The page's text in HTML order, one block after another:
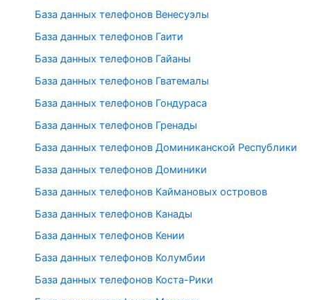
База данных телефонов Венесуэлы
База данных телефонов Гаити
База данных телефонов Гайаны
База данных телефонов Гватемалы
База данных телефонов Гондураса
База данных телефонов Гренады
База данных телефонов Доминиканской Республики
База данных телефонов Доминики
База данных телефонов Каймановых островов
База данных телефонов Канады
База данных телефонов Кении
База данных телефонов Колумбии
База данных телефонов Коста-Рики